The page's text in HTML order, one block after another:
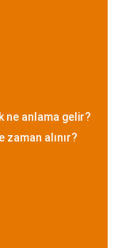
ne anlama gelir?
alınır?